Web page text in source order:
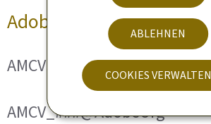
ABLEHNEN
COOKIES VERWALTEN
Adobe Analytics
AMCVS_###@AdobeOrg
AMCV_###@AdobeOrg